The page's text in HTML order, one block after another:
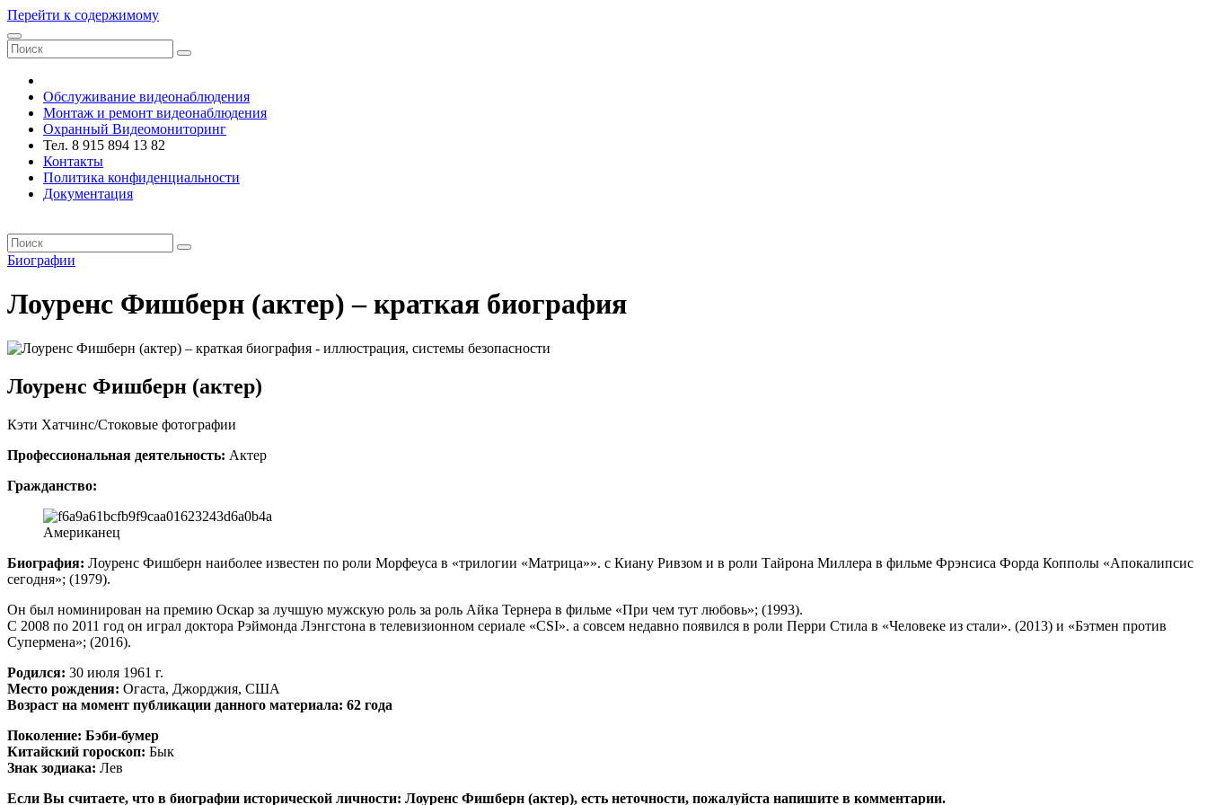
Перейти к содержимому
Обслуживание видеонаблюдения
Монтаж и ремонт видеонаблюдения
Охранный Видеомониторинг
Тел. 8 915 894 13 82
Контакты
Политика конфиденциальности
Документация
Биографии
Лоуренс Фишберн (актер) – краткая биография
Лоуренс Фишберн (актер)
Кэти Хатчинс/Стоковые фотографии
Профессиональная деятельность: Актер
Гражданство:
Американец
Биография: Лоуренс Фишберн наиболее известен по роли Морфеуса в «трилогии «Матрица»». с Киану Ривзом и в роли Тайрона Миллера в фильме Фрэнсиса Форда Копполы «Апокалипсис
сегодня»; (1979).
Он был номинирован на премию Оскар за лучшую мужскую роль за роль Айка Тернера в фильме «При чем тут любовь»; (1993).
С 2008 по 2011 год он играл доктора Рэймонда Лэнгстона в телевизионном сериале «CSI». а совсем недавно появился в роли Перри Стила в «Человеке из стали». (2013) и «Бэтмен против
Супермена»; (2016).
Родился: 30 июля 1961 г.
Место рождения: Огаста, Джорджия, США
Возраст на момент публикации данного материала: 62 года
Поколение: Бэби-бумер
Китайский гороскоп: Бык
Знак зодиака: Лев
Если Вы считаете, что в биографии исторической личности: Лоуренс Фишберн (актер), есть неточности, пожалуйста напишите в комментарии.